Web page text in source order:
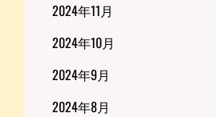
2024年11月
2024年10月
2024年9月
2024年8月